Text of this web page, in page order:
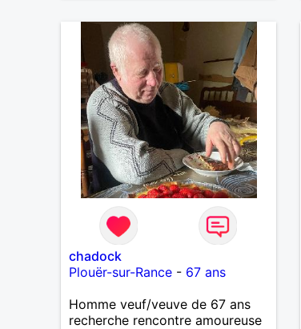
chadock
Plouër-sur-Rance- 67 ans
Homme veuf/veuve de 67 ans
recherche rencontre amoureuse